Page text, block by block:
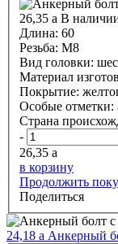
26,35 a В
Длина: 60
Резьба: М8
Вид головки:
Материал
Покрытие:
Особые отметки:
Страна
-
26,35 a
в корзину
Продолжить
Поделиться
24,18 a Анкерный